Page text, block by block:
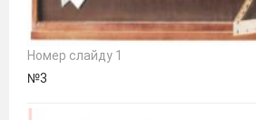
Номер слайду 1
№3